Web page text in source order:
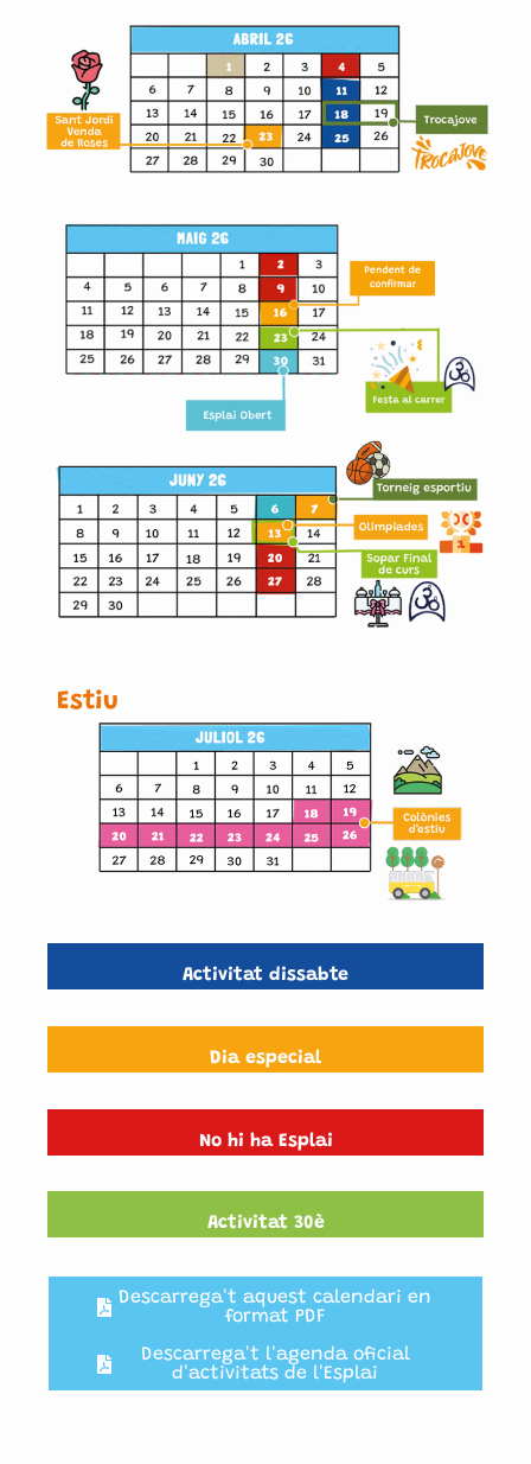
Estiu
Activitat dissabte
Dia especial
No hi ha Esplai
Activitat 30è
Descarrega't aquest calendari en
format PDF
Descarrega't l'agenda oficial
d'activitats de l'Esplai